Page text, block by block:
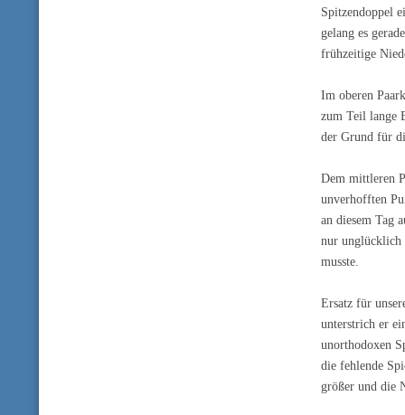
Spitzendoppel
gelang es
frühzeitige
Im oberen
zum Teil lange
der Grund für
Dem mittleren
unverhofften
an diesem Tag
nur unglücklich
musste.
Ersatz für
unterstrich er
unorthodoxen
die fehlende
größer und die